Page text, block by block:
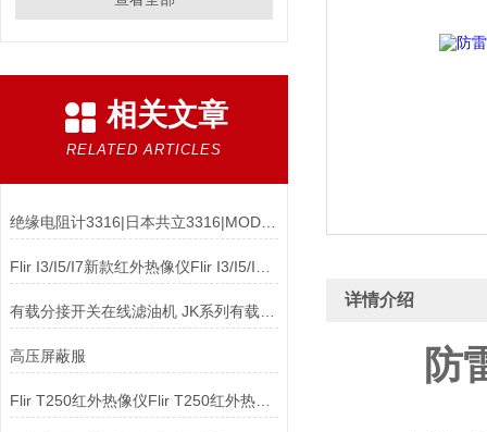
相关文章
RELATED ARTICLES
绝缘电阻计3316|日本共立3316|MODEL 3316
高压屏蔽服
Flir T250红外热像仪Flir T250红外热像仪
详情介绍
防